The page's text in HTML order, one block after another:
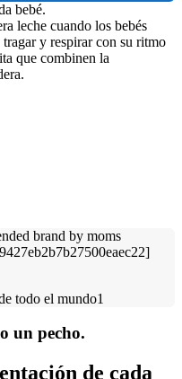
bebé.
leche cuando los bebés
y respirar con su ritmo
que combinen la
todo el mundo1
un pecho.
de cada